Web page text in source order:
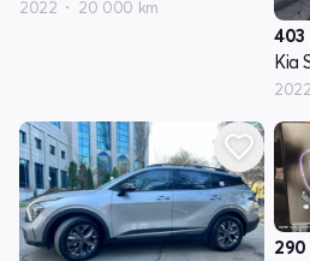
2022 20 000 km
403
Kia
2022
290